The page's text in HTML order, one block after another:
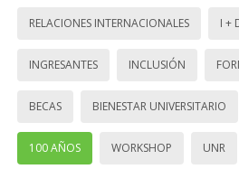
RELACIONES INTERNACIONALES I +
INGRESANTES INCLUSIÓN
BECAS BIENESTAR UNIVERSITARIO
100 AÑOS WORKSHOP UNR